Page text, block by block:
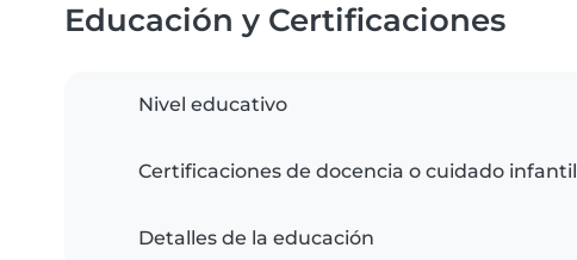
Educación y Certificaciones
Nivel educativo
Certificaciones de docencia o cuidado infantil
Detalles de la educación